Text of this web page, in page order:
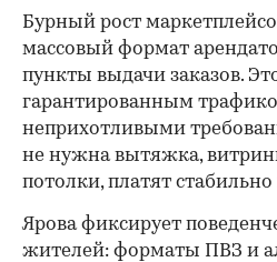
Бурный рост
массовый формат
пункты выдачи заказов.
гарантированным
неприхотливыми
не нужна вытяжка,
потолки, платят
Ярова фиксирует
жителей: форматы ПВЗ и